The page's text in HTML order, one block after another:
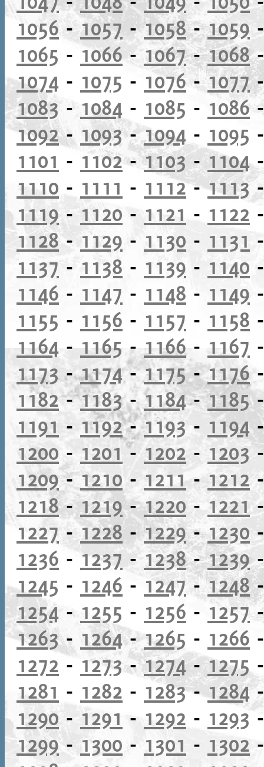
1056 -1057 -1058-1059
1065 - 1066-1067-1068
1074 - 1075 - 1076-1077
1083- 1084 - 1085 - 1086
1092- 1093-1094 - 1095
1101 - 1102-1103- 1104
1110 - 1111 - 1112-1113
1119 - 1120 - 1121 - 1122
1128- 1129 - 1130 - 1131
1137 - 1138 - 1139 - 1140
1146 - 1147 - 1148 - 1149
1155 - 1156 - 1157 - 1158
1164 - 1165 - 1166- 1167
1173-1174-1175-1176
1182-1183-1184-1185
1191 - 1192-1193 - 1194
1200 - 1201 - 1202-1203
1209-1210 - 1211-1212
1218-1219-1220 -1221
1227 -1228-1229-1230
1236 -1237 -1238-1239
1245 - 1246 - 1247-1248
1254- 1255 - 1256 - 1257
1263- 1264-1265 - 1266
1272 - 1273-1274-1275
1281 - 1282 - 1283-1284
1290 -1291 - 1292 - 1293
1299- 1300 - 1301 - 1302